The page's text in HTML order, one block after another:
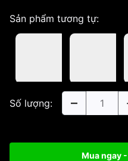
Sản phẩm tương tự:
Số lượng:
Mua ngay